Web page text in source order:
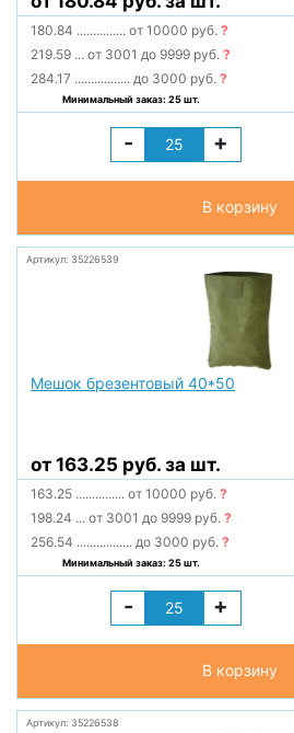
180.84 ............... от 10000 руб.?
219.59 ... от 3001 до 9999 руб.?
284.17 ................. до 3000 руб.?
Минимальный заказ: 25 шт.
- +
В корзину
Артикул: 35226539
Мешок брезентовый 40*50
от 163.25 руб. за шт.
163.25 ............... от 10000 руб.?
198.24 ... от 3001 до 9999 руб.?
256.54 ................. до 3000 руб.?
Минимальный заказ: 25 шт.
- +
В корзину
Артикул: 35226538